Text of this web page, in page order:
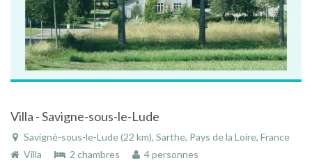
Villa - Savigne-sous-le-Lude
Savigné-sous-le-Lude (22 km), Sarthe, Pays de la Loire, France
Villa
2 chambres 4 personnes